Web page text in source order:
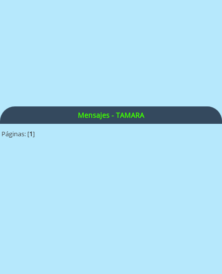
Mensajes - TAMARA
Páginas: [1]